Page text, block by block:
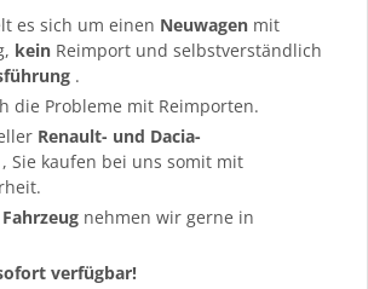
es sich um einen Neuwagen mit
kein Reimport und selbstverständlich
.
die Probleme mit Reimporten.
Renault- und Dacia-
, Sie kaufen bei uns somit mit
nehmen wir gerne in
verfügbar!